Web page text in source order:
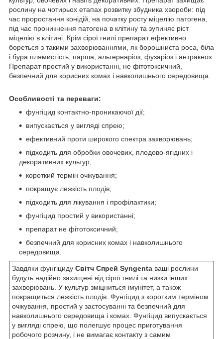
рослину на чотирьох етапах розвитку збудника хвороби: під
час проростання конідій, на початку росту міцелію патогена,
під час проникнення патогена в клітину та зупиняє ріст
міцелію в клітині. Крім сірої гнилі препарат ефективно
бореться з такими захворюваннями, як борошниста роса, біла
і бура плямистість, парша, альтернаріоз, фузаріоз і антракноз.
Препарат простий у використанні, не фітотоксичний,
безпечний для корисних комах і навколишнього середовища.
Особливості та переваги:
фунгіцид контактно-проникаючої дії;
випускається у вигляді спрею;
ефективний проти широкого спектра захворювань;
підходить для обробки овочевих, плодово-ягідних і
декоративних культур;
короткий термін очікування;
покращує лежкість плодів;
підходить для лікування і профілактики;
фунгіцид простий у використанні;
препарат не фітотоксичний;
безпечний для корисних комах і навколишнього
середовища.
Завдяки фунгіциду Світч Спрей Syngenta ваші рослини
будуть надійно захищені від сірої гнилі та низки інших
захворювань. У культур зміцниться імунітет, а також
покращиться лежкість плодів. Фунгіцид з коротким терміном
очікування, простий у застосуванні та безпечний для
навколишнього середовища і комах. Фунгіцид випускається
у вигляді спрею, що полегшує процес приготування
робочого розчину, і не вимагає контакту з самим